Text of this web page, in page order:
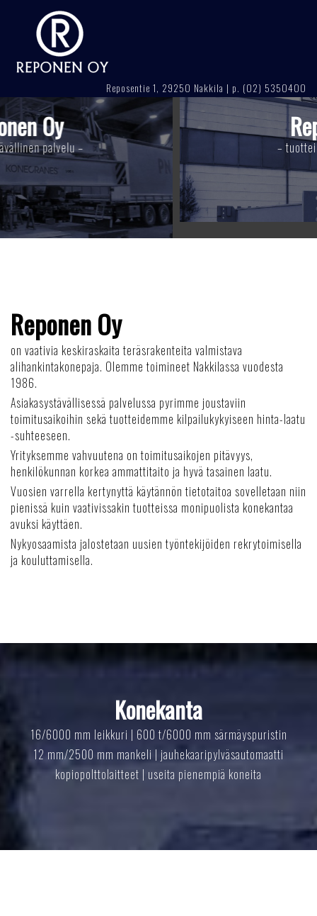
Reposentie 1, 29250 Nakkila | p. (02) 5350400
Reponen Oy
– tuotteiden korkea laatu –
Reponen Oy
on vaativia keskiraskaita teräsrakenteita valmistava
alihankintakonepaja. Olemme toimineet Nakkilassa vuodesta
1986.
Asiakasystävällisessä palvelussa pyrimme joustaviin
toimitusaikoihin sekä tuotteidemme kilpailukykyiseen hinta-laatu
-suhteeseen.
Yrityksemme vahvuutena on toimitusaikojen pitävyys,
henkilökunnan korkea ammattitaito ja hyvä tasainen laatu.
Vuosien varrella kertynyttä käytännön tietotaitoa sovelletaan niin
pienissä kuin vaativissakin tuotteissa monipuolista konekantaa
avuksi käyttäen.
Nykyosaamista jalostetaan uusien työntekijöiden rekrytoimisella
ja kouluttamisella.
Konekanta
16/6000 mm leikkuri | 600 t/6000 mm särmäyspuristin
12 mm/2500 mm mankeli | jauhekaaripylväsautomaatti
kopiopolttolaitteet | useita pienempiä koneita